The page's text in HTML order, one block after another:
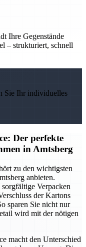
Ihre Gegenstände
– strukturiert, schnell
Sie Ihr individuelles
Der perfekte
in Amtsberg
zu den wichtigsten
anbieten.
Verpacken
der Kartons
sparen Sie nicht nur
wird mit der nötigen
macht den Unterschied